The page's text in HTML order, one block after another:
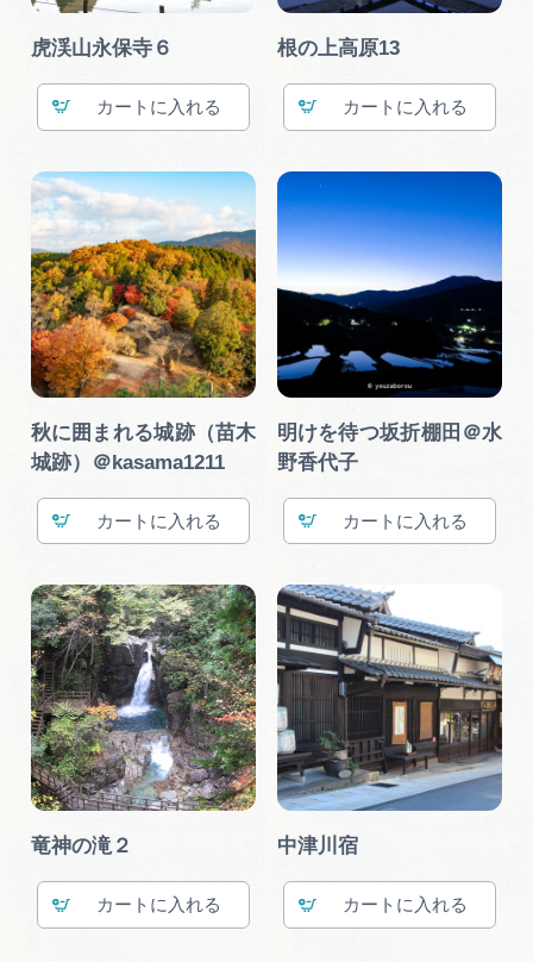
虎渓山永保寺６
カート
根の上高原13
カート
秋に囲まれる城跡（苗木
城跡）＠kasama1211
カート
明けを待つ坂折棚田＠水
野香代子
カート
竜神の滝２
カート
中津川宿
カート